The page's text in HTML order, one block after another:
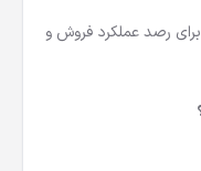
برای رصد عملکرد فروش و